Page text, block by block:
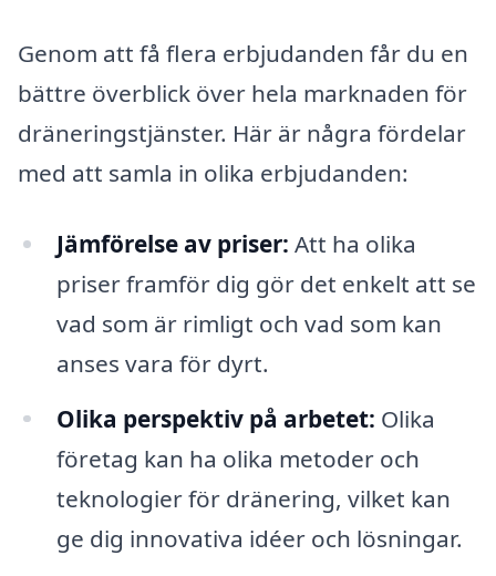
Genom att få flera erbjudanden får du en
bättre överblick över hela marknaden för
dräneringstjänster. Här är några fördelar
med att samla in olika erbjudanden:
Jämförelse av priser: Att ha olika
priser framför dig gör det enkelt att se
vad som är rimligt och vad som kan
anses vara för dyrt.
Olika perspektiv på arbetet: Olika
företag kan ha olika metoder och
teknologier för dränering, vilket kan
ge dig innovativa idéer och lösningar.